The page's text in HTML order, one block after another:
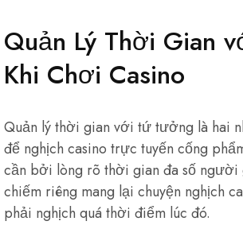
Quản Lý Thời Gian
Khi Chơi Casino
Quản lý thời gian với tứ tưởng là hai
để nghịch casino trực tuyến cống
cần bởi lòng rõ thời gian đa số người
chiếm riêng mang lại chuyện nghịch
phải nghịch quá thời điểm lúc đó.